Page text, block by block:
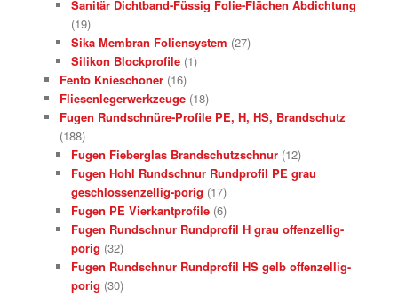
Sanitär Dichtband-Füssig Folie-Flächen Abdichtung
(19)
Sika Membran Foliensystem (27)
Silikon Blockprofile (1)
Fento Knieschoner (16)
Fliesenlegerwerkzeuge (18)
Fugen Rundschnüre-Profile PE, H, HS, Brandschutz
(188)
Fugen Fieberglas Brandschutzschnur (12)
Fugen Hohl Rundschnur Rundprofil PE grau
geschlossenzellig-porig (17)
Fugen PE Vierkantprofile (6)
Fugen Rundschnur Rundprofil H grau offenzellig-
porig (32)
Fugen Rundschnur Rundprofil HS gelb offenzellig-
porig (30)